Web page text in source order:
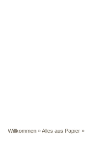
Willkommen »Alles aus Papier »